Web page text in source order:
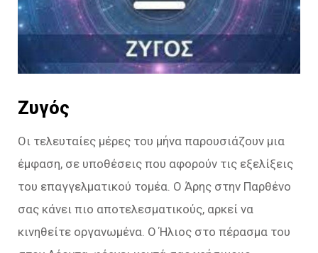
Ζυγός
Οι τελευταίες μέρες του μήνα παρουσιάζουν μια
έμφαση, σε υποθέσεις που αφορούν τις εξελίξεις
του επαγγελματικού τομέα. Ο Άρης στην Παρθένο
σας κάνει πιο αποτελεσματικούς, αρκεί να
κινηθείτε οργανωμένα. Ο Ήλιος στο πέρασμα του